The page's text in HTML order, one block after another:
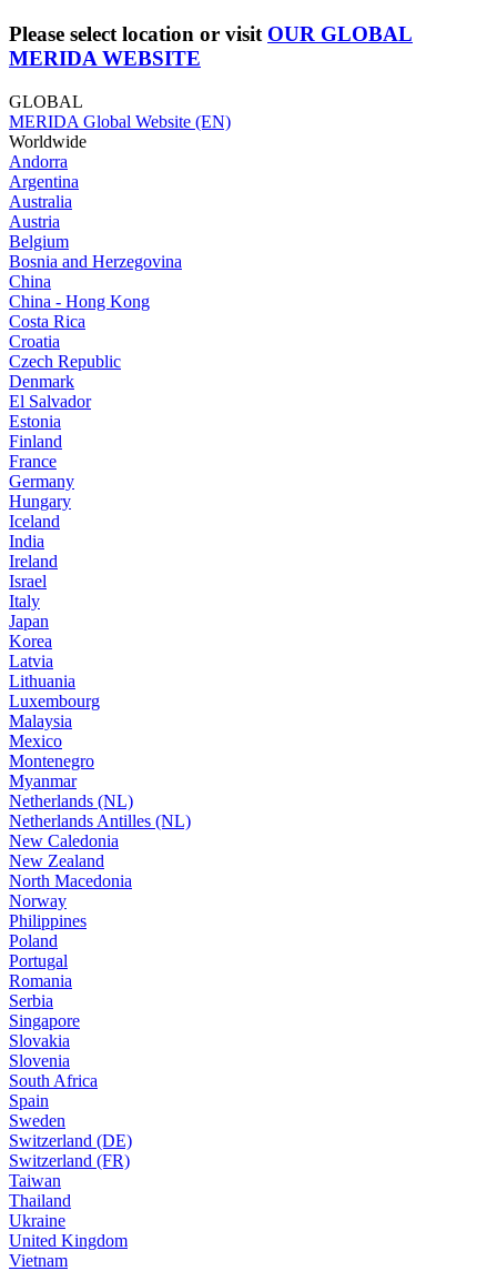
Please select location or visit OUR GLOBAL
MERIDA WEBSITE
GLOBAL
MERIDA Global Website (EN)
Worldwide
Andorra
Argentina
Australia
Austria
Belgium
Bosnia and Herzegovina
China
China - Hong Kong
Costa Rica
Croatia
Czech Republic
Denmark
El Salvador
Estonia
Finland
France
Germany
Hungary
Iceland
India
Ireland
Israel
Italy
Japan
Korea
Latvia
Lithuania
Luxembourg
Malaysia
Mexico
Montenegro
Myanmar
Netherlands (NL)
Netherlands Antilles (NL)
New Caledonia
New Zealand
North Macedonia
Norway
Philippines
Poland
Portugal
Romania
Serbia
Singapore
Slovakia
Slovenia
South Africa
Spain
Sweden
Switzerland (DE)
Switzerland (FR)
Taiwan
Thailand
Ukraine
United Kingdom
Vietnam